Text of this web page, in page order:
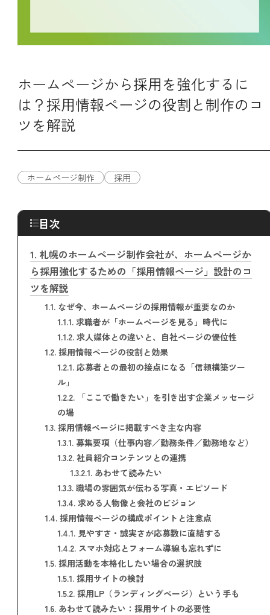
ホームページから採用を強化するに
は？採用情報ページの役割と制作のコ
ツを解説
ホームページ制作 採用
目次
1. 札幌のホームページ制作会社が、ホームページか
ら採用強化するための「採用情報ページ」設計のコ
ツを解説
1.1.なぜ今、ホームページの採用情報が重要なのか
1.1.1.求職者が「ホームページを見る」時代に
1.1.2.求人媒体との違いと、自社ページの優位性
1.2.採用情報ページの役割と効果
1.2.1.応募者との最初の接点になる「信頼構築ツー
ル」
1.2.2.「ここで働きたい」を引き出す企業メッセージ
の場
1.3.採用情報ページに掲載すべき主な内容
1.3.1.募集要項（仕事内容／勤務条件／勤務地など）
1.3.2.社員紹介コンテンツとの連携
1.3.2.1.あわせて読みたい
1.3.3.職場の雰囲気が伝わる写真・エピソード
1.3.4.求める人物像と会社のビジョン
1.4.採用情報ページの構成ポイントと注意点
1.4.1.見やすさ・誠実さが応募数に直結する
1.4.2.スマホ対応とフォーム導線も忘れずに
1.5.採用活動を本格化したい場合の選択肢
1.5.1.採用サイトの検討
1.5.2.採用LP（ランディングページ）という手も
1.6.あわせて読みたい：採用サイトの必要性